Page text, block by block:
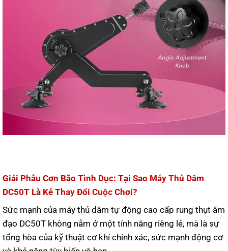
Giải Phẫu Cơn Bão Tình Dục: Tại Sao Máy Thủ Dâm
DC50T Là Kẻ Thay Đổi Cuộc Chơi?
Sức mạnh của máy thủ dâm tự động cao cấp rung thụt âm
đạo DC50T không nằm ở một tính năng riêng lẻ, mà là sự
tổng hòa của kỹ thuật cơ khí chính xác, sức mạnh động cơ